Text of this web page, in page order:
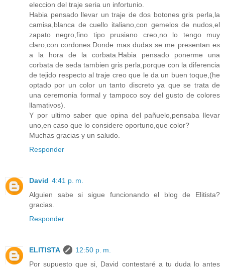
eleccion del traje seria un infortunio.
Habia pensado llevar un traje de dos botones gris perla,la
camisa,blanca de cuello italiano,con gemelos de nudos,el
zapato negro,fino tipo prusiano creo,no lo tengo muy
claro,con cordones.Donde mas dudas se me presentan es
a la hora de la corbata.Habia pensado ponerme una
corbata de seda tambien gris perla,porque con la diferencia
de tejido respecto al traje creo que le da un buen toque,(he
optado por un color un tanto discreto ya que se trata de
una ceremonia formal y tampoco soy del gusto de colores
llamativos).
Y por ultimo saber que opina del pañuelo,pensaba llevar
uno,en caso que lo considere oportuno,que color?
Muchas gracias y un saludo.
Responder
David 4:41 p. m.
Alguien sabe si sigue funcionando el blog de Elitista?
gracias.
Responder
ELITISTA
12:50 p. m.
Por supuesto que si, David contestaré a tu duda lo antes